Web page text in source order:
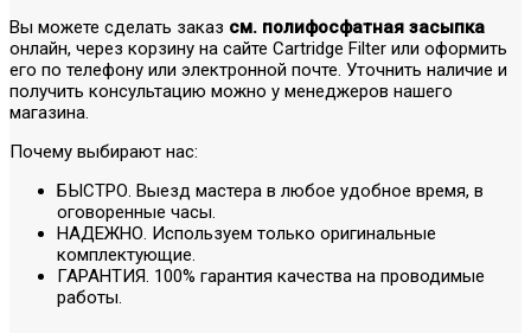
Вы можете сделать заказ см. полифосфатная засыпка
онлайн, через корзину на сайте Cartridge Filter или оформить
его по телефону или электронной почте. Уточнить наличие и
получить консультацию можно у менеджеров нашего
магазина.
Почему выбирают нас:
БЫСТРО. Выезд мастера в любое удобное время, в
оговоренные часы.
НАДЕЖНО. Используем только оригинальные
комплектующие.
ГАРАНТИЯ. 100% гарантия качества на проводимые
работы.